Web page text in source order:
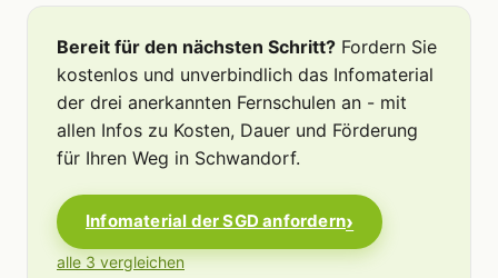
Bereit für den nächsten Schritt? Fordern Sie
kostenlos und unverbindlich das Infomaterial
der drei anerkannten Fernschulen an - mit
allen Infos zu Kosten, Dauer und Förderung
für Ihren Weg in Schwandorf.
Infomaterial der SGD anfordern
alle 3 vergleichen